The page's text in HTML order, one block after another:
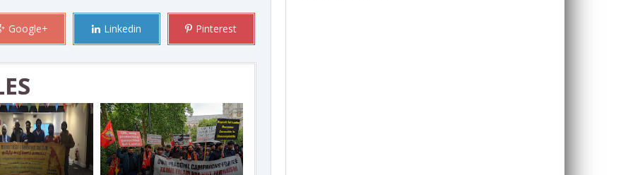
Google+ Linkedin Pinterest